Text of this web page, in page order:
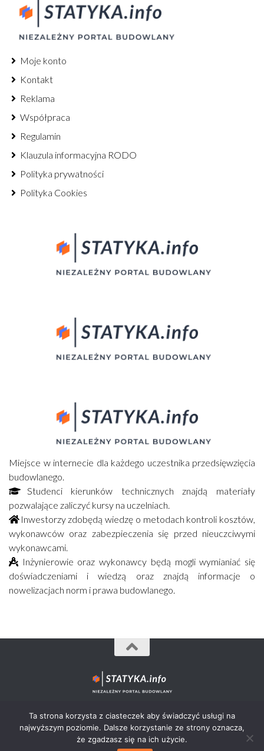
Moje konto
Kontakt
Reklama
Współpraca
Regulamin
Klauzula informacyjna RODO
Polityka prywatności
Polityka Cookies
Miejsce w internecie dla każdego uczestnika przedsięwzięcia
budowlanego.
Studenci kierunków technicznych znajdą materiały
pozwalające zaliczyć kursy na uczelniach.
Inwestorzy zdobędą wiedzę o metodach kontroli kosztów,
wykonawców oraz zabezpieczenia się przed nieuczciwymi
wykonawcami.
Inżynierowie oraz wykonawcy będą mogli wymianiać się
doświadczeniami i wiedzą oraz znajdą informacje o
nowelizacjach norm i prawa budowlanego.
Statyka.info© 2012-2026 - wszystkie prawa zastrzeżone.
Ta strona korzysta z ciasteczek aby świadczyć usługi na
najwyższym poziomie. Dalsze korzystanie ze strony oznacza,
że zgadzasz się na ich użycie.